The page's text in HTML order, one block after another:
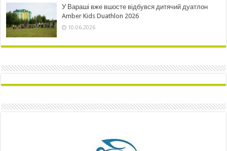
У Вараші вже вшосте відбувся дитячий дуатлон
Amber Kids Duathlon 2026
10.06.2026